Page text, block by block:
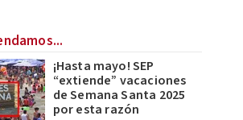
¡Hasta mayo! SEP
“extiende” vacaciones
de Semana Santa 2025
por esta razón